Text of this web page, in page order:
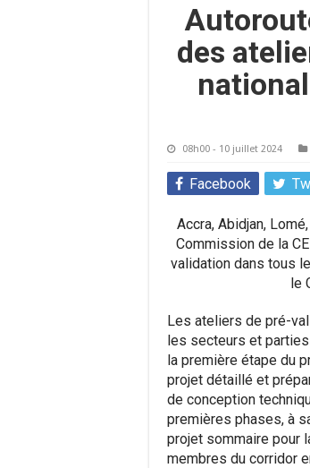
des
08h00 - 10 juillet 2024
Facebook
Accra, Abidjan,
Commission de la
validation dans tous
le
Les ateliers de pré-
les secteurs et
la première étape du
projet détaillé et
de conception
premières phases, à
projet sommaire pour
membres du corridor